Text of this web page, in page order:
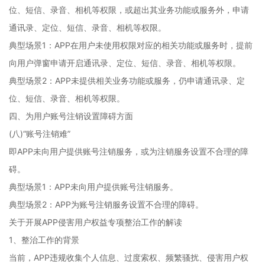
位、短信、录音、相机等权限，或超出其业务功能或服务外，申请
通讯录、定位、短信、录音、相机等权限。
典型场景1：APP在用户未使用权限对应的相关功能或服务时，提前
向用户弹窗申请开启通讯录、定位、短信、录音、相机等权限。
典型场景2：APP未提供相关业务功能或服务，仍申请通讯录、定
位、短信、录音、相机等权限。
四、为用户账号注销设置障碍方面
(八)“账号注销难”
即APP未向用户提供账号注销服务，或为注销服务设置不合理的障
碍。
典型场景1：APP未向用户提供账号注销服务。
典型场景2：APP为账号注销服务设置不合理的障碍。
关于开展APP侵害用户权益专项整治工作的解读
1、整治工作的背景
当前，APP违规收集个人信息、过度索权、频繁骚扰、侵害用户权